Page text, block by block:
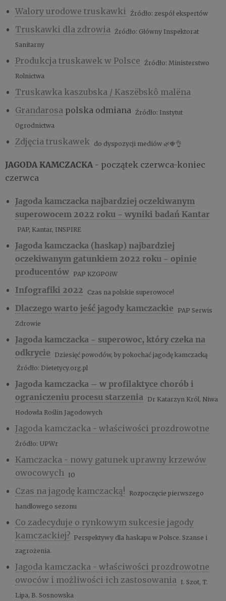
Walory urodowe truskawki Źródło: zespół ekspertów
Truskawki dla zdrowia Źródło: Główny Inspektorat
Sanitarny
Produkcja truskawek w Polsce Źródło: Ministerstwo
Rolnictwa
Truskawka kaszubska / Kaszëbskô malëna
Grandarosa polska odmiana Źródło: Instytut
Ogrodnictwa
Zdjęcia truskawek do dyspozycji mediów 🌿🍓👌
JAGODA KAMCZACKA- początek czerwca-koniec
czerwca
Jagoda kamczacka najbardziej oczekiwanym
superowocem 2022 roku - wyniki badań Kantar
PAP, Kantar, INSPIRE
Jagoda kamczacka (haskap) najbardziej
oczekiwanym gatunkiem 2022 roku - opinie
producentów PAP KZGPOiW
Infografiki 2022 Czas na polskie superowoce!
Dlaczego warto jeść jagody kamczackie
PAP Serwis
Zdrowie
Jagoda kamczacka - superowoc, który czeka na
odkrycie
Dziesięć powodów, by pokochać jagodę kamczacką
Źródło: Dietetycy.org.pl
Jagoda kamczacka – w profilaktyce chorób i
ograniczeniu procesu starzenia Dr Katarzyn Król, Niwa
Hodowla Roślin Jagodowych
Jagoda kamczacka - właściwości prozdrowotne
Źródło: UPWr
Kamczacka - nowy gatunek uprawny krzewów
owocowych IO
Czas na jagodę kamczacką!
Rozpoczęcie pierwszego
handlowego sezonu
Co zadecyduje o rynkowym sukcesie jagody
kamczackiej? Perspektywy dla haskapu w Polsce. Szanse i
zagrożenia.
Jagoda kamczacka - właściwości prozdrowotne
owoców i możliwości ich zastosowania I. Szot, T.
Lipa, B. Sosnowska